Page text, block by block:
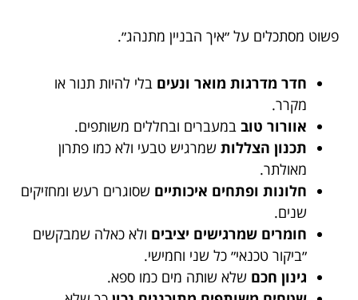
פשוט מסתכלים על ״איך הבניין מתנהג״.
חדר מדרגות מואר ונעים בלי להיות תנור או
מקרר.
אוורור טוב במעברים ובחללים משותפים.
תכנון הצללות שמרגיש טבעי ולא כמו פתרון
מאולתר.
חלונות ופתחים איכותיים שסוגרים רעש ומחזיקים
שנים.
חומרים שמרגישים יציבים ולא כאלה שמבקשים
״ביקור טכנאי״ כל שני וחמישי.
גינון חכם שלא שותה מים כמו ספא.